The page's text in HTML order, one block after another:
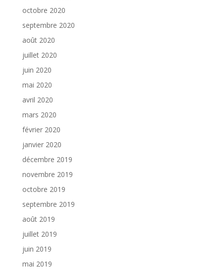
octobre 2020
septembre 2020
août 2020
juillet 2020
juin 2020
mai 2020
avril 2020
mars 2020
février 2020
janvier 2020
décembre 2019
novembre 2019
octobre 2019
septembre 2019
août 2019
juillet 2019
juin 2019
mai 2019